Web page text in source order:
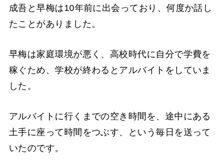
成吾と早梅は10年前に出会っており、何度か話し
たことがありました。
早梅は家庭環境が悪く、高校時代に自分で学費を
稼ぐため、学校が終わるとアルバイトをしていま
した。
アルバイトに行くまでの空き時間を、途中にある
土手に座って時間をつぶす、という毎日を送って
いたのです。